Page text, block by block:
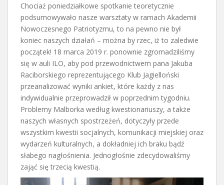
Chociaż poniedziałkowe spotkanie teoretycznie
podsumowywało nasze warsztaty w ramach Akademii
Nowoczesnego Patriotyzmu, to na pewno nie był
koniec naszych działań – można by rzec, iż to zaledwie
początek! 18 marca 2019 r. ponownie zgromadziliśmy
się w auli ILO, aby pod przewodnictwem pana Jakuba
Raciborskiego reprezentującego Klub Jagielloński
przeanalizować wyniki ankiet, które każdy z nas
indywidualnie przeprowadził w poprzednim tygodniu.
Problemy Malborka według kwestionariuszy, a także
naszych własnych spostrzeżeń, dotyczyły przede
wszystkim kwestii socjalnych, komunikacji miejskiej oraz
wydarzeń kulturalnych, a dokładniej ich braku bądź
słabego nagłośnienia. Jednogłośnie zdecydowaliśmy
zająć się trzecią kwestią.